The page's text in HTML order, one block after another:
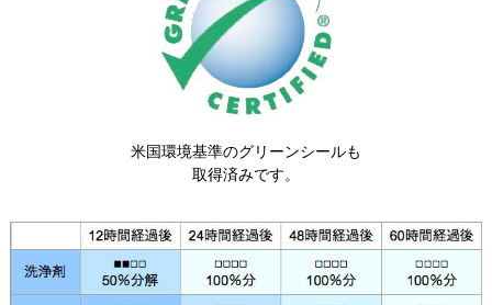
米国環境基準のグリーンシールも
取得済みです。